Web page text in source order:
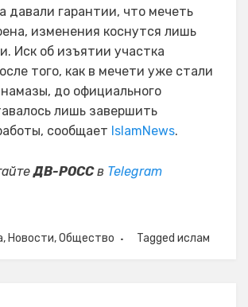
давали гарантии, что мечеть
изменения коснутся лишь
Иск об изъятии участка
того, как в мечети уже стали
до официального
лишь завершить
сообщает IslamNews.
ДВ-РОССв Telegram
, Новости,Общество Tagged ислам